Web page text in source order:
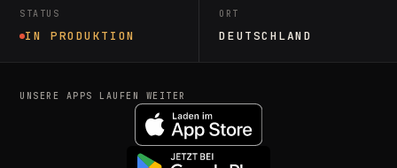
STATUS
IN PRODUKTION
ORT
DEUTSCHLAND
UNSERE APPS LAUFEN WEITER